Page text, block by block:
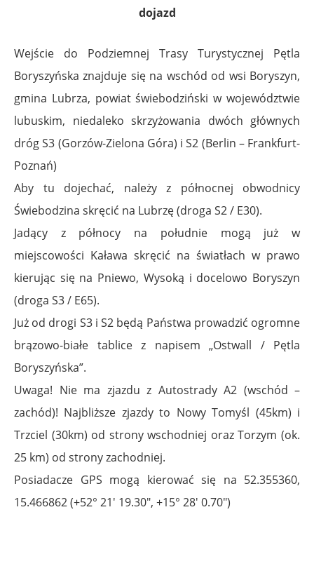
dojazd
Wejście do Podziemnej Trasy Turystycznej Pętla
Boryszyńska znajduje się na wschód od wsi Boryszyn,
gmina Lubrza, powiat świebodziński w województwie
lubuskim, niedaleko skrzyżowania dwóch głównych
dróg S3 (Gorzów-Zielona Góra) i S2 (Berlin – Frankfurt-
Poznań)
Aby tu dojechać, należy z północnej obwodnicy
Świebodzina skręcić na Lubrzę (droga S2 / E30).
Jadący z północy na południe mogą już w
miejscowości Kaława skręcić na światłach w prawo
kierując się na Pniewo, Wysoką i docelowo Boryszyn
(droga S3 / E65).
Już od drogi S3 i S2 będą Państwa prowadzić ogromne
brązowo-białe tablice z napisem „Ostwall / Pętla
Boryszyńska”.
Uwaga! Nie ma zjazdu z Autostrady A2 (wschód –
zachód)! Najbliższe zjazdy to Nowy Tomyśl (45km) i
Trzciel (30km) od strony wschodniej oraz Torzym (ok.
25 km) od strony zachodniej.
Posiadacze GPS mogą kierować się na 52.355360,
15.466862 (+52° 21′ 19.30″, +15° 28′ 0.70″)